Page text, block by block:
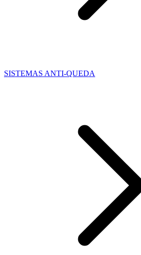
SISTEMAS ANTI-QUEDA